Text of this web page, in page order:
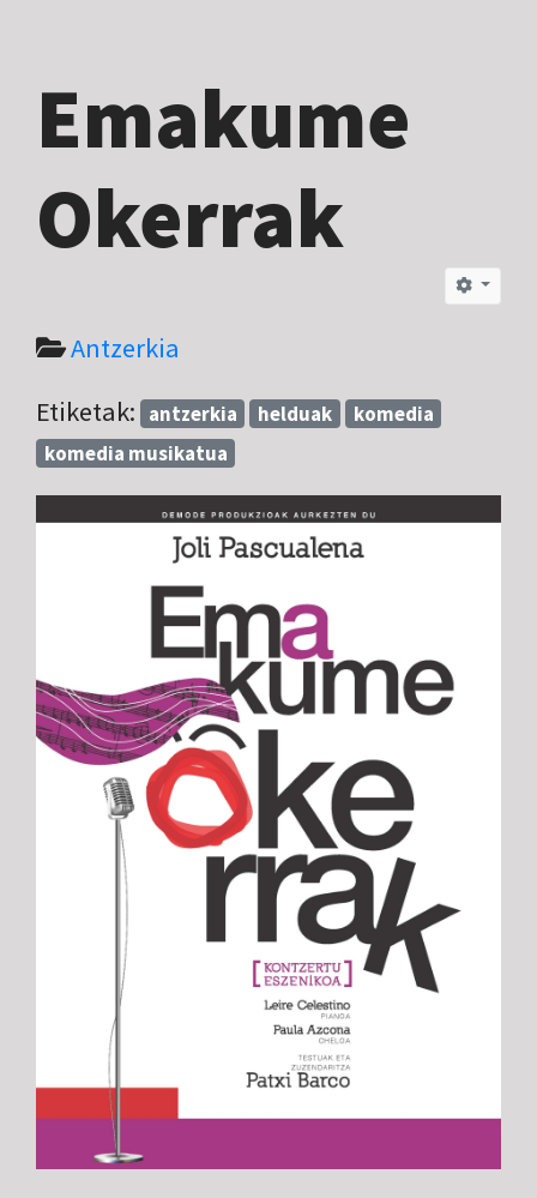
Emakume
Okerrak
Antzerkia
Etiketak: antzerkia helduak
komedia
komedia musikatua